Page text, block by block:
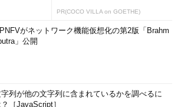
PR(COCO VILLA on GOETHE)
がネットワーク機能仮想化の第2版「Brahm
」公開
列が他の文字列に含まれているかを調べるに
［JavaScript］